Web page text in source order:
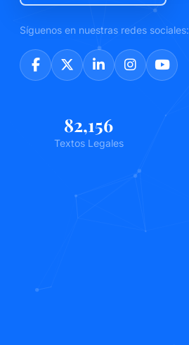
Síguenos en nuestras redes sociales:
87,203
Textos Legales